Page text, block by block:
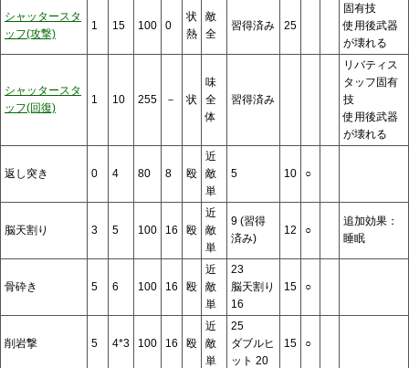
シャッタースタ
ッフ(攻撃)
1 15 100 0
状
熱
敵
全
習得済み 25
固有技
使用後武器
が壊れる
シャッタースタ
ッフ(回復)
1 10 255 － 状
味
全
体
習得済み
リバティス
タッフ固有
技
使用後武器
が壊れる
返し突き 0 4 80 8 殴
近
敵
単
5 10 ○
脳天割り 3 5 100 16 殴
近
敵
単
9 (習得
済み)
12 ○
追加効果：
睡眠
骨砕き 5 6 100 16 殴
近
敵
単
23
脳天割り
16
15 ○
削岩撃 5 4*3 100 16 殴
近
敵
単
25
ダブルヒ
ット 20
15 ○